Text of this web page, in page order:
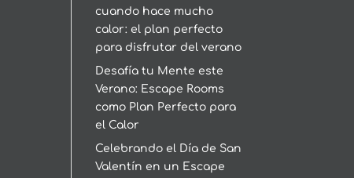
cuando hace mucho
calor: el plan perfecto
para disfrutar del verano
Desafía tu Mente este
Verano: Escape Rooms
como Plan Perfecto para
el Calor
Celebrando el Día de San
Valentín en un Escape